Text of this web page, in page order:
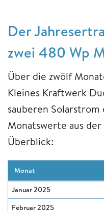
Der
zwei 480 Wp
Über die zwölf
Kleines Kraftwerk
sauberen
Monatswerte aus
Überblick:
Monat
Januar 2025
Februar 2025